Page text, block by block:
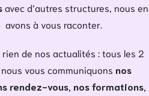
avec d’autres structures, nous en
avons à vous raconter.
rien de nos actualités : tous les 2
vous communiquonsnos
rendez-vous, nos formations,